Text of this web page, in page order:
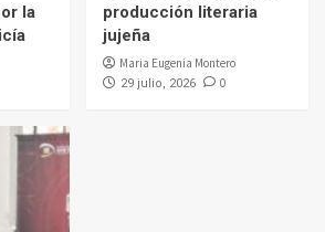
la
producción literaria
jujeña
Maria Eugenia Montero
29 julio, 2026 0